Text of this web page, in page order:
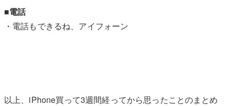
■電話
・電話もできるね、アイフォーン
以上、iPhone買って3週間経ってから思ったことのまとめ